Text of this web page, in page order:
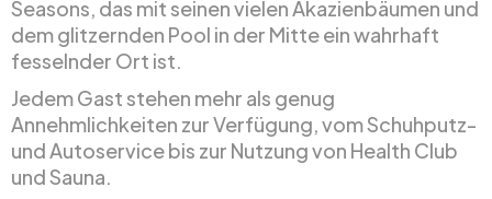
Seasons, das mit seinen vielen Akazienbäumen und
dem glitzernden Pool in der Mitte ein wahrhaft
fesselnder Ort ist.
Jedem Gast stehen mehr als genug
Annehmlichkeiten zur Verfügung, vom Schuhputz-
und Autoservice bis zur Nutzung von Health Club
und Sauna.